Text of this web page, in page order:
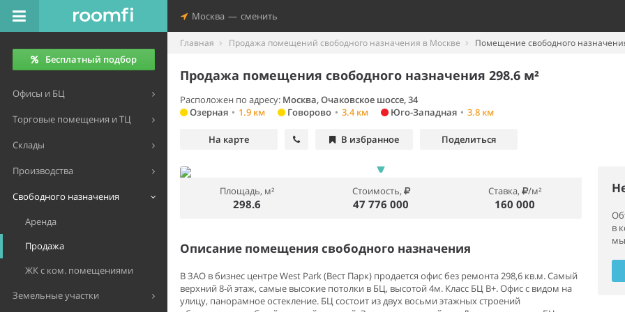
Москва — сменить
Бесплатный подбор
Офисы и БЦ
Торговые помещения и ТЦ
Склады
Производства
Свободного назначения
Аренда
Продажа
ЖК с ком. помещениями
Земельные участки
Главная Продажа помещений свободного назначения в Москве Помещение свободного
Продажа помещения свободного назначения 298.6 м²
Расположен по адресу: Москва, Очаковское шоссе, 34
Озерная • 1.9 км Говорово • 3.4 км Юго-Западная • 3.8 км
На карте В избранное Поделиться
Площадь, м²
298.6
Стоимость,
47 776 000
Ставка, /м²
160 000
Описание помещения свободного назначения
В ЗАО в бизнес центре West Park (Вест Парк) продается офис без ремонта 298,6 кв.м. Самый
верхний 8-й этаж, самые высокие потолки в БЦ, высотой 4м. Класс БЦ В+. Офис с видом на
улицу, панорамное остекление. БЦ состоит из двух восьми этажных строений
в